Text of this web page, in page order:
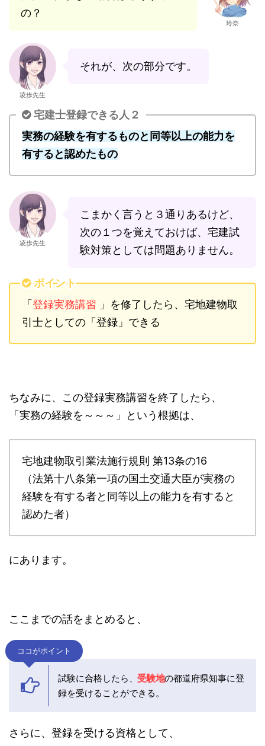
の？
玲奈
凌歩先生
それが、次の部分です。
宅建士登録できる人２
実務の経験を有するものと同等以上の能力を
有すると認めたもの
凌歩先生
こまかく言うと３通りあるけど、
次の１つを覚えておけば、宅建試
験対策としては問題ありません。
ポイント
「
登録実務講習」を修了したら、宅地建物取
引士としての「登録」できる
ちなみに、この登録実務講習を終了したら、
「実務の経験を～～～」という根拠は、
宅地建物取引業法施行規則 第13条の16
（法第十八条第一項の国土交通大臣が実務の
経験を有する者と同等以上の能力を有すると
認めた者）
にあります。
ここまでの話をまとめると、
ココがポイント
試験に合格したら、 受験地 の都道府県知事に登
録を受けることができる。
さらに、登録を受ける資格として、